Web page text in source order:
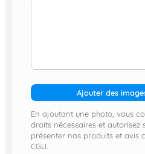
Ajouter des
En ajoutant une photo, vous
droits nécessaires et autorisez
présenter nos produits et avis
CGU.